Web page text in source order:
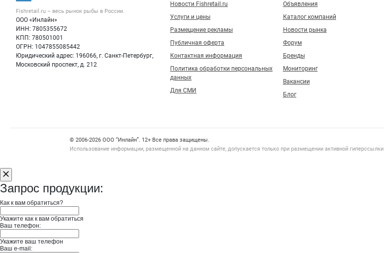
Fishretail.ru – весь рынок рыбы в России.
ООО «Инлайн»
ИНН: 7805355672
КПП: 780501001
ОГРН: 1047855085442
Юридический адрес: 196066, г. Санкт-Петербург,
Московский проспект, д. 212
Новости Fishretail.ru
Услуги и цены
Размещение рекламы
Публичная оферта
Контактная информация
Политика обработки персональных
данных
Для СМИ
Объявления
Каталог компаний
Новости рынка
Форум
Бренды
Мониторинг
Вакансии
Блог
Счетчики, авторское право, логотипы
© 2006‑2026 ООО “Инлайн”. 12+ Все права защищены.
Использование информации, размещенной на данном сайте, допускается только при размещении активной гиперссылки
Запрос продукции:
Как к вам обратиться?
Укажите как к вам обратиться
Ваш телефон:
Укажите ваш телефон
Ваш e-mail: